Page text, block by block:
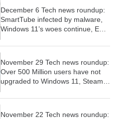
December 6 Tech news roundup:
SmartTube infected by malware,
Windows 11’s woes continue, EU
November 29 Tech news roundup:
Over 500 Million users have not
upgraded to Windows 11, Steam
PC,
November 22 Tech news roundup: